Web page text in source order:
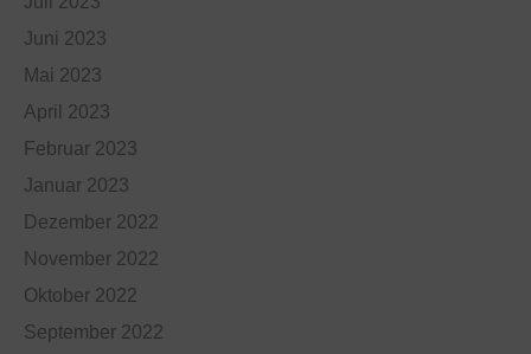
Juni 2023
Mai 2023
April 2023
Februar 2023
Januar 2023
Dezember 2022
November 2022
Oktober 2022
September 2022